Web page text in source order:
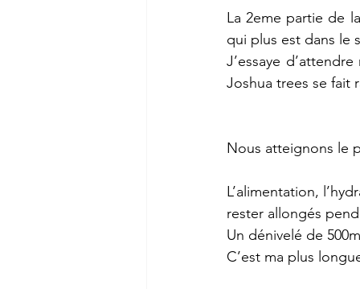
La 2eme partie de
qui plus est dans le
J’essaye
Joshua trees se fait
Nous atteignons le
L’alimentation,
rester allongés
Un dénivelé de
C’est ma plus